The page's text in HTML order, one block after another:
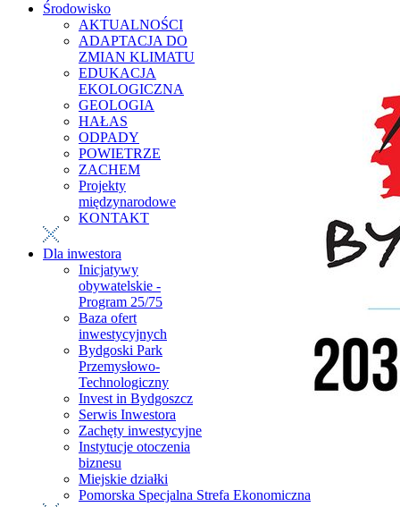
Środowisko
AKTUALNOŚCI
ADAPTACJA DO
ZMIAN KLIMATU
EDUKACJA
EKOLOGICZNA
GEOLOGIA
HAŁAS
ODPADY
POWIETRZE
ZACHEM
Projekty
międzynarodowe
KONTAKT
Dla inwestora
Inicjatywy
obywatelskie -
Program 25/75
Baza ofert
inwestycyjnych
Bydgoski Park
Przemysłowo-
Technologiczny
Invest in Bydgoszcz
Serwis Inwestora
Zachęty inwestycyjne
Instytucje otoczenia
biznesu
Miejskie działki
Pomorska Specjalna Strefa Ekonomiczna